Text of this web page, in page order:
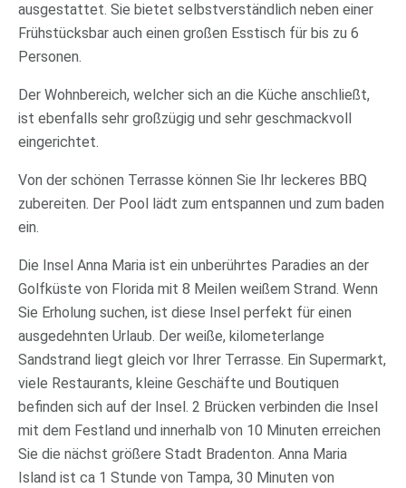
ausgestattet. Sie bietet selbstverständlich neben einer
Frühstücksbar auch einen großen Esstisch für bis zu 6
Personen.
Der Wohnbereich, welcher sich an die Küche anschließt,
ist ebenfalls sehr großzügig und sehr geschmackvoll
eingerichtet.
Von der schönen Terrasse können Sie Ihr leckeres BBQ
zubereiten. Der Pool lädt zum entspannen und zum baden
ein.
Die Insel Anna Maria ist ein unberührtes Paradies an der
Golfküste von Florida mit 8 Meilen weißem Strand. Wenn
Sie Erholung suchen, ist diese Insel perfekt für einen
ausgedehnten Urlaub. Der weiße, kilometerlange
Sandstrand liegt gleich vor Ihrer Terrasse. Ein Supermarkt,
viele Restaurants, kleine Geschäfte und Boutiquen
befinden sich auf der Insel. 2 Brücken verbinden die Insel
mit dem Festland und innerhalb von 10 Minuten erreichen
Sie die nächst größere Stadt Bradenton. Anna Maria
Island ist ca 1 Stunde von Tampa, 30 Minuten von